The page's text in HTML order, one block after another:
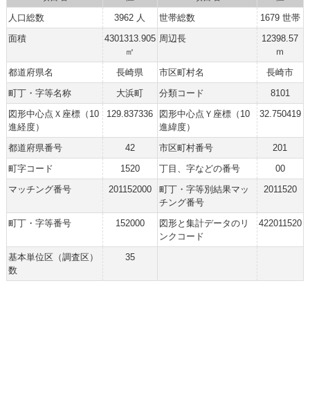
人口総数
3962 人 世帯総数
1679 世帯
面積
4301313.905
㎡
周辺長
12398.57
ｍ
都道府県名
長崎県 市区町村名
長崎市
町丁・字等名称
大浜町 分類コード
8101
図形中心点Ｘ座標（10
進経度）
129.837336
図形中心点Ｙ座標（10
進緯度）
32.750419
都道府県番号 42 市区町村番号
201
町字コード
1520 丁目、字などの番号
00
マッチング番号
201152000
町丁・字等別結果マッ
チング番号
2011520
町丁・字等番号 152000
図形と集計データのリ
ンクコード
422011520
基本単位区（調査区）
数
35